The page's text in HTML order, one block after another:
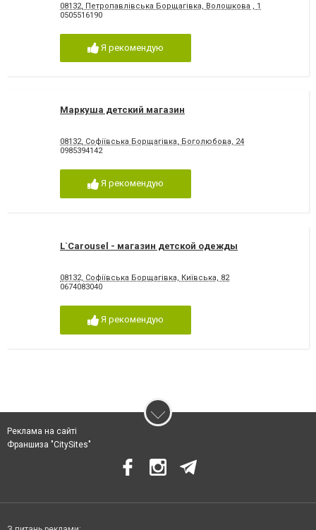
08132, Петропавлівська Борщагівка, Волошкова , 1
0505516190
Я рекомендую
Маркуша детский магазин
08132, Софіївська Борщагівка, Боголюбова, 24
0985394142
Я рекомендую
L`Carousel - магазин детской одежды
08132, Софіївська Борщагівка, Київська, 82
0674083040
Я рекомендую
Реклама на сайті
Франшиза "CitySites"